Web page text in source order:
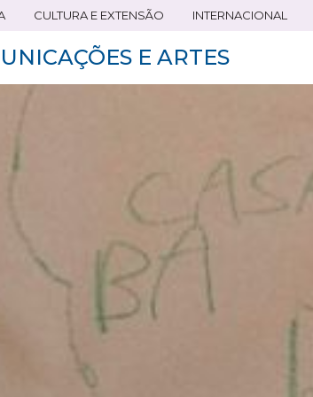
CULTURA E EXTENSÃO INTERNACIONAL
E ARTES